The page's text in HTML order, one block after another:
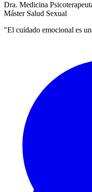
Dra. Medicina
Máster Salud Sexual
"El cuidado emocional es